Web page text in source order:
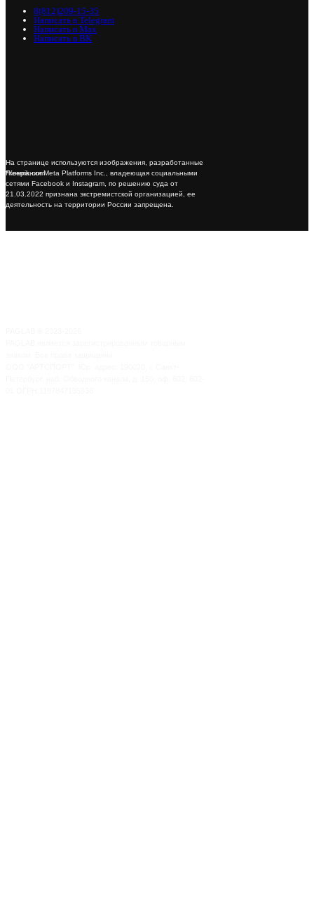
8(812)209-15-35
Написать в Telegram
Написать в Max
Написать в ВК
*Компания Meta Platforms Inc., владеющая социальными
сетями Facebook и Instagram, по решению суда от
21.03.2022 признана экстремистской организацией, ее
деятельность на территории России запрещена.
На странице используются изображения, разработанные
Freepik.com